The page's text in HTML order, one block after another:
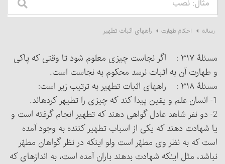
رساله احکام طهارت راههای اثبات تطهیر
مسئلۀ ۳۱۷ : اگر نجاست چیزی معلوم شود تا وقتی که پاکی
و طهارت آن به اثبات نرسد محکوم به نجاست است.
مسئلۀ ۳۱۸ : راههای اثبات تطهیر به ترتیب زیر است:
1- انسان علم و یقین پیدا کند که چیزی را تطیهر کرده‏اند.
2- دو نفر شاهد عادل گواهی دهند که تطهیر انجام گرفته است و
یا شهادت دهند که یکی از اسباب تطهیر کننده به وجود آمده
است که به نظر وی مطهّر است ولو اینکه در نظر گواهان مطهّر
نباشد، مثل اینکه شهادت بدهند باران آمده است، به اندازه‏ای که